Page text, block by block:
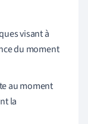
visant à
du moment
au moment
la